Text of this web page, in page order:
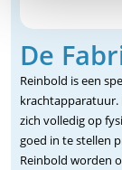
De
Reinbold is een
krachtapparatuur.
zich volledig op
goed in te stellen
Reinbold worden